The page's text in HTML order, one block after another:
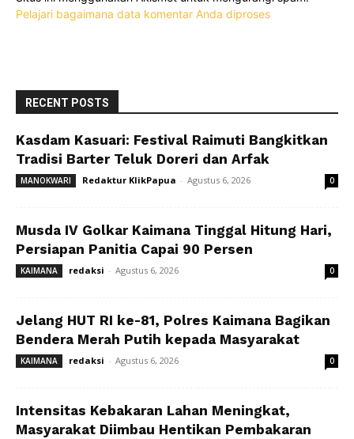
Pelajari bagaimana data komentar Anda diproses
RECENT POSTS
Kasdam Kasuari: Festival Raimuti Bangkitkan
Tradisi Barter Teluk Doreri dan Arfak
MANOKWARI Redaktur KlikPapua - Agustus 6, 2026 0
Musda IV Golkar Kaimana Tinggal Hitung Hari,
Persiapan Panitia Capai 90 Persen
KAIMANA redaksi - Agustus 6, 2026 0
Jelang HUT RI ke-81, Polres Kaimana Bagikan
Bendera Merah Putih kepada Masyarakat
KAIMANA redaksi - Agustus 6, 2026 0
Intensitas Kebakaran Lahan Meningkat,
Masyarakat Diimbau Hentikan Pembakaran